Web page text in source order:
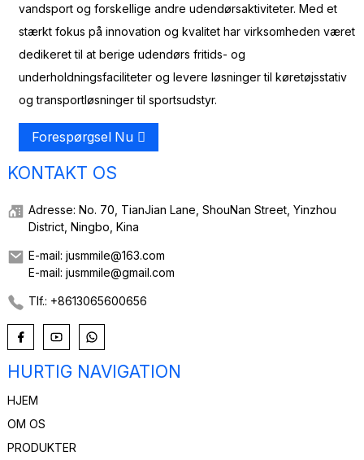
vandsport og forskellige andre udendørsaktiviteter. Med et
stærkt fokus på innovation og kvalitet har virksomheden været
dedikeret til at berige udendørs fritids- og
underholdningsfaciliteter og levere løsninger til køretøjsstativ
og transportløsninger til sportsudstyr.
Forespørgsel Nu
KONTAKT OS
Adresse: No. 70, TianJian Lane, ShouNan Street, Yinzhou
District, Ningbo, Kina
E-mail: jusmmile@163.com
E-mail: jusmmile@gmail.com
Tlf.: +8613065600656
HURTIG NAVIGATION
HJEM
OM OS
PRODUKTER